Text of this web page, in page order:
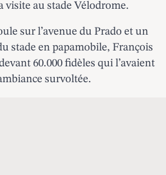
visite au stade Vélodrome.
sur l’avenue du Prado et un
stade en papamobile, François
60.000 fidèles qui l’avaient
survoltée.